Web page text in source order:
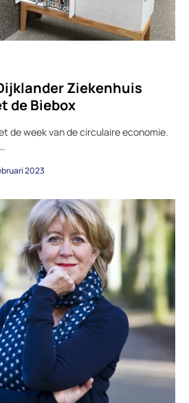
Ziekenhuis
de Biebox
de week van de circulaire economie.
2023